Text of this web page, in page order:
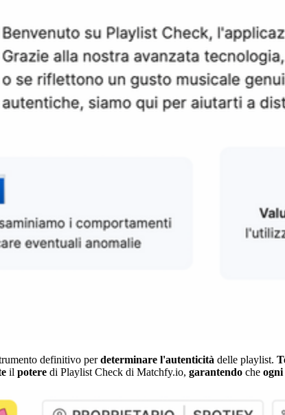
definitivo perdeterminare l'autenticità delle playlist.
il potere di Playlist Check di Matchfy.io, garantendo che ogni